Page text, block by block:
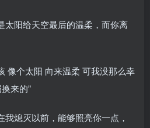
太阳给天空最后的温柔，而你离
像个太阳 向来温柔 可我没那么幸
来的”
我熄灭以前，能够照亮你一点，